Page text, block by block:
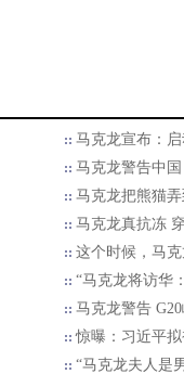
马克龙宣布：
马克龙警告中
马克龙把熊猫
马克龙真抗冻
这个时候，马
“马克龙将访华
马克龙警告
惊曝：习近平
“马克龙夫人是